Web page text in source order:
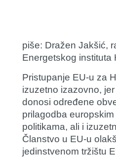
piše: Dražen Jakšić,
Energetskog instituta
Pristupanje EU-u za
izuzetno izazovno,
donosi određene
prilagodba
politikama, ali i
Članstvo u EU-u
jedinstvenom tržištu